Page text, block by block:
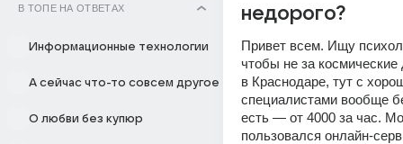
В ТОПЕ НА ОТВЕТАХ
Информационные технологии
А сейчас что-то совсем другое
О любви без купюр
недорого?
Привет всем. Ищу
чтобы не за
в Краснодаре, тут с
специалистами вообще
есть — от 4000 за час.
пользовался онлайн-